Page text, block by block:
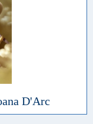
D'Arc